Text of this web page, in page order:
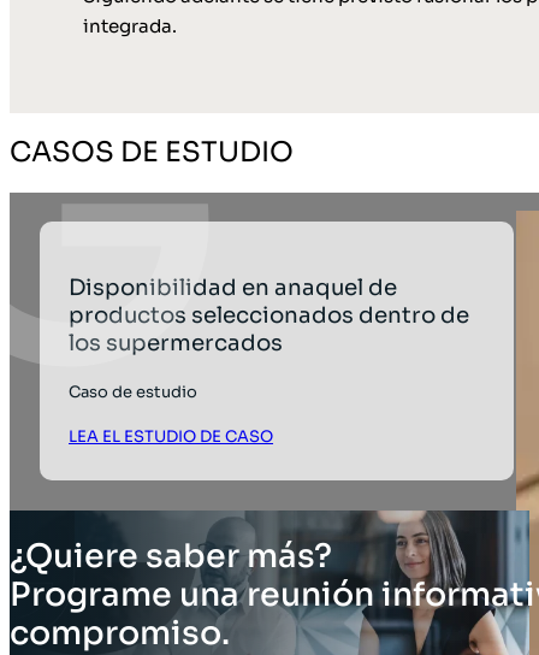
integrada.
CASOS DE ESTUDIO
Disponibilidad en anaquel de
productos seleccionados dentro de
los supermercados
Caso de estudio
LEA EL ESTUDIO DE CASO
¿Quiere saber más?
Programe una reunión
compromiso.